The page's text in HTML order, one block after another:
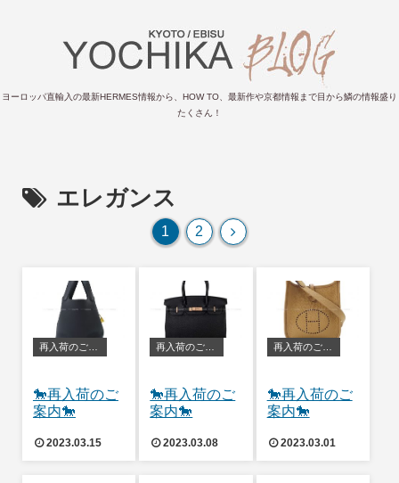
ヨーロッパ直輸入の最新HERMES情報から、HOW TO、最新作や京都情報まで目から鱗の情報盛り
たくさん！
エレガンス
1 2
次
へ
再入荷のご案内
🐎再入荷のご
案内🐎
2023.03.15
🐎再入荷のご
案内🐎
2023.03.08
再入荷のご案内
🐎再入荷のご
案内🐎
2023.03.01